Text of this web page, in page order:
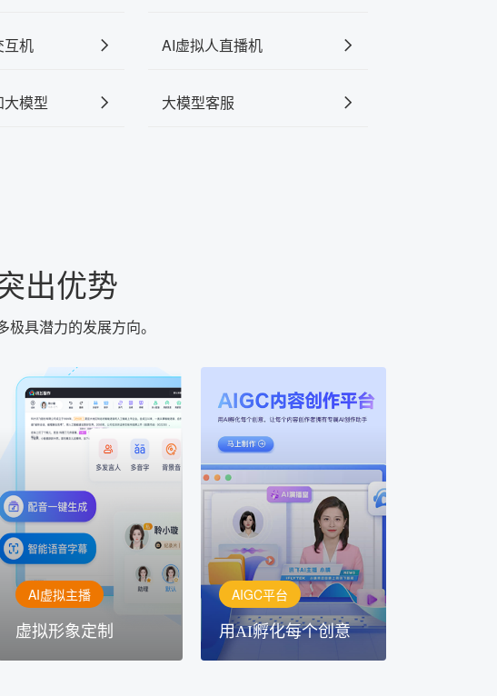
互机 AI虚拟人直播机
模型 大模型客服
出优势
具潜力的发展方向。
AI虚拟主播
虚拟形象定制
虚拟形象定制
讯飞智作：让每一个内容创
作者高效生产灵活定制
AIGC平台
用AI孵化每个创意
AIGC平台
用AI孵化每个创意
讯飞AIGC平台：让每个创
作者都拥有自己的专注AI创
作助手